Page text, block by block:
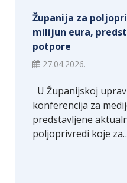
Županija za
milijun eura,
potpore
27.04.2026.
U Županijskoj
konferencija za
predstavljene
poljoprivredi koje